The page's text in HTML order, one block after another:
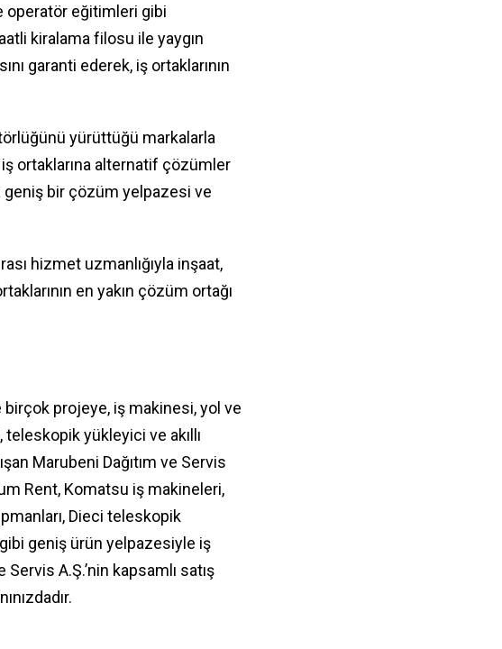
operatör eğitimleri gibi
kiralama filosu ile yaygın
garanti ederek, iş ortaklarının
yürüttüğü markalarla
iş ortaklarına alternatif çözümler
geniş bir çözüm yelpazesi ve
hizmet uzmanlığıyla inşaat,
en yakın çözüm ortağı
birçok projeye, iş makinesi, yol ve
yükleyici ve akıllı
Marubeni Dağıtım ve Servis
Rent, Komatsu iş makineleri,
Dieci teleskopik
geniş ürün yelpazesiyle iş
A.Ş.’nin kapsamlı satış